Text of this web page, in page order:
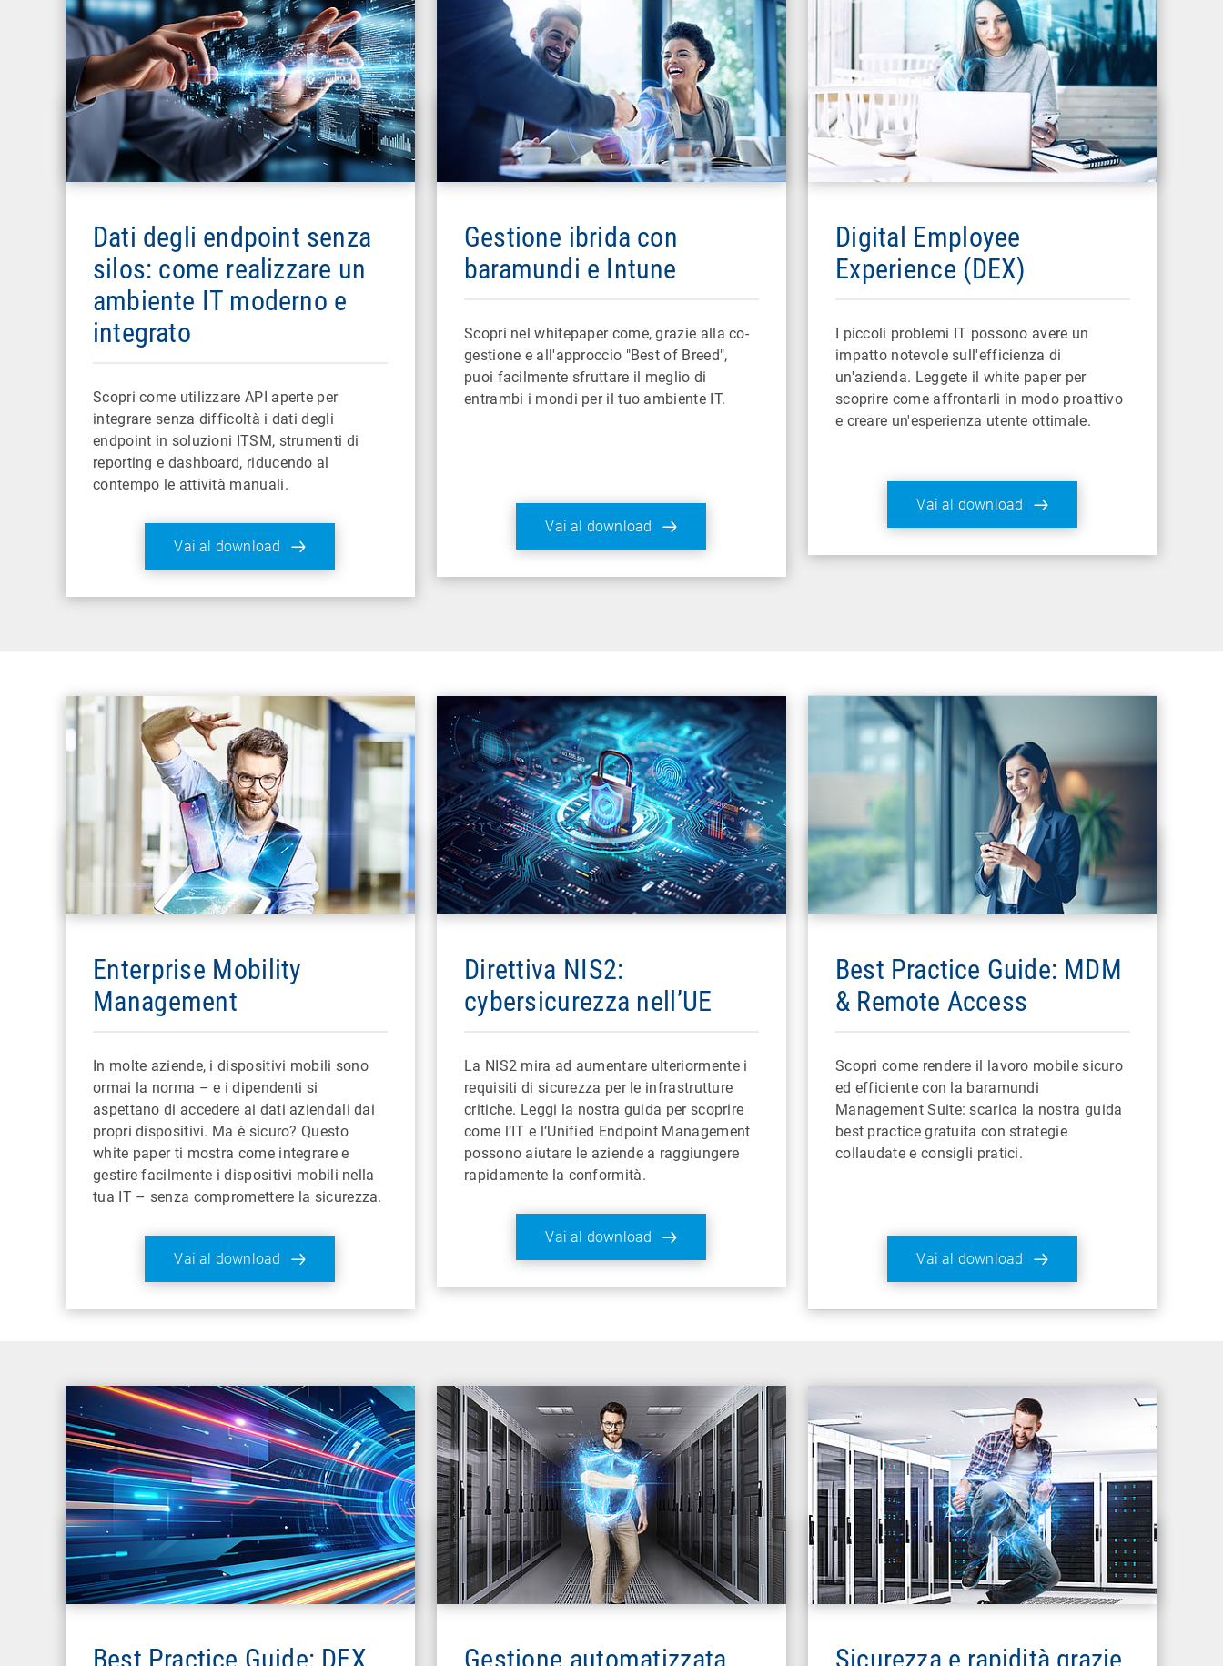
Dati degli endpoint senza
silos: come realizzare un
ambiente IT moderno e
integrato
Scopri come utilizzare API aperte per
integrare senza difficoltà i dati degli
endpoint in soluzioni ITSM, strumenti di
reporting e dashboard, riducendo al
contempo le attività manuali.
Vai al download
Gestione ibrida con
baramundi e Intune
Scopri nel whitepaper come, grazie alla co-
gestione e all'approccio "Best of Breed",
puoi facilmente sfruttare il meglio di
entrambi i mondi per il tuo ambiente IT.
Vai al download
Digital Employee
Experience (DEX)
I piccoli problemi IT possono avere un
impatto notevole sull'efficienza di
un'azienda. Leggete il white paper per
scoprire come affrontarli in modo proattivo
e creare un'esperienza utente ottimale.
Vai al download
Enterprise Mobility
Management
In molte aziende, i dispositivi mobili sono
ormai la norma – e i dipendenti si
aspettano di accedere ai dati aziendali dai
propri dispositivi. Ma è sicuro? Questo
white paper ti mostra come integrare e
gestire facilmente i dispositivi mobili nella
tua IT – senza compromettere la sicurezza.
Vai al download
Direttiva NIS2:
cybersicurezza nell’UE
La NIS2 mira ad aumentare ulteriormente i
requisiti di sicurezza per le infrastrutture
critiche. Leggi la nostra guida per scoprire
come l’IT e l’Unified Endpoint Management
possono aiutare le aziende a raggiungere
rapidamente la conformità.
Vai al download
Best Practice Guide: MDM
& Remote Access
Scopri come rendere il lavoro mobile sicuro
ed efficiente con la baramundi
Management Suite: scarica la nostra guida
best practice gratuita con strategie
collaudate e consigli pratici.
Vai al download
Best Practice Guide: DEX Gestione automatizzata Sicurezza e rapidità grazie